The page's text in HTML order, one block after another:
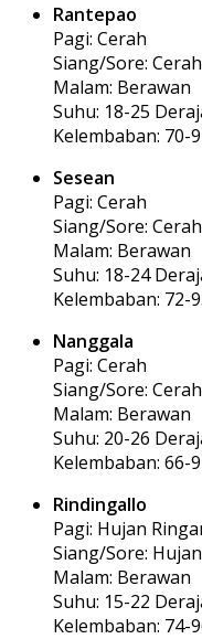
Rantepao
Pagi: Cerah
Siang/Sore: Cerah
Malam: Berawan
Suhu: 18-25
Kelembaban: 70-
Sesean
Pagi: Cerah
Siang/Sore: Cerah
Malam: Berawan
Suhu: 18-24
Kelembaban: 72-
Nanggala
Pagi: Cerah
Siang/Sore: Cerah
Malam: Berawan
Suhu: 20-26
Kelembaban: 66-
Rindingallo
Pagi: Hujan
Siang/Sore:
Malam: Berawan
Suhu: 15-22
Kelembaban: 74-